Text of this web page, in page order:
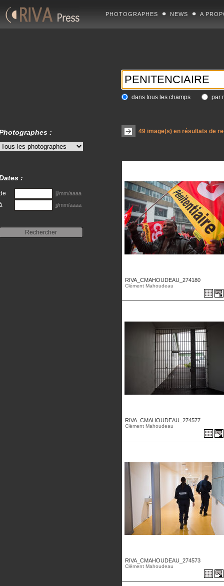
PHOTOGRAPHES NEWS A
dans tous les champs par
49image(s) en résultats de
RIVA_CMAHOUDEAU_274180
Clément Mahoudeau
RIVA_CMAHOUDEAU_274577
Clément Mahoudeau
RIVA_CMAHOUDEAU_274573
Clément Mahoudeau
:
:
jj/mm/aaaa
jj/mm/aaaa